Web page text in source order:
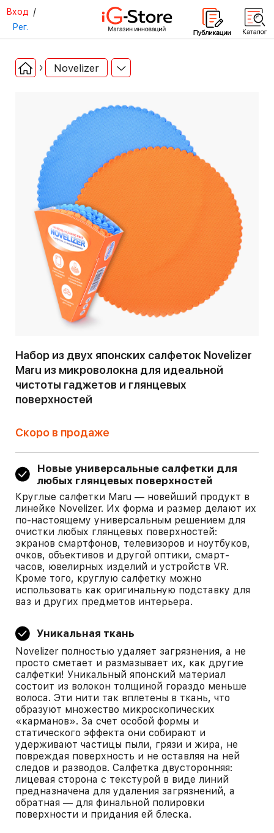
Вход /
Рег.
Novelizer
Набор из двух японских салфеток Novelizer
Maru из микроволокна для идеальной
чистоты гаджетов и глянцевых
поверхностей
Скоро в продаже
Новые универсальные салфетки для
любых глянцевых поверхностей
Круглые салфетки Maru — новейший продукт в
линейке Novelizer. Их форма и размер делают их
по-настоящему универсальным решением для
очистки любых глянцевых поверхностей:
экранов смартфонов, телевизоров и ноутбуков,
очков, объективов и другой оптики, смарт-
часов, ювелирных изделий и устройств VR.
Кроме того, круглую салфетку можно
использовать как оригинальную подставку для
ваз и других предметов интерьера.
Уникальная ткань
Novelizer полностью удаляет загрязнения, а не
просто сметает и размазывает их, как другие
салфетки! Уникальный японский материал
состоит из волокон толщиной гораздо меньше
волоса. Эти нити так вплетены в ткань, что
образуют множество микроскопических
«карманов». За счет особой формы и
статического эффекта они собирают и
удерживают частицы пыли, грязи и жира, не
повреждая поверхность и не оставляя на ней
следов и разводов. Салфетка двусторонняя:
лицевая сторона с текстурой в виде линий
предназначена для удаления загрязнений, а
обратная — для финальной полировки
поверхности и придания ей блеска.